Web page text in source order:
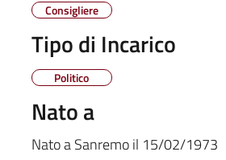
Consigliere
Tipo di Incarico
Politico
Nato a
Nato aSanremoil 15/02/1973